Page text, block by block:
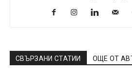
СВЪРЗАНИ СТАТИИ ОЩЕ ОТ